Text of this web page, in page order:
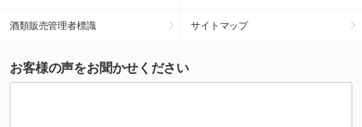
酒類販売管理者標識 サイトマップ
お客様の声をお聞かせください